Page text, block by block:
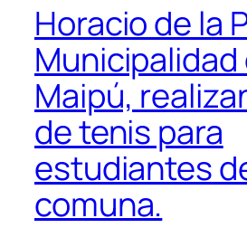
Horacio de la
Municipalidad
Maipú,
de tenis para
estudiantes
comuna.